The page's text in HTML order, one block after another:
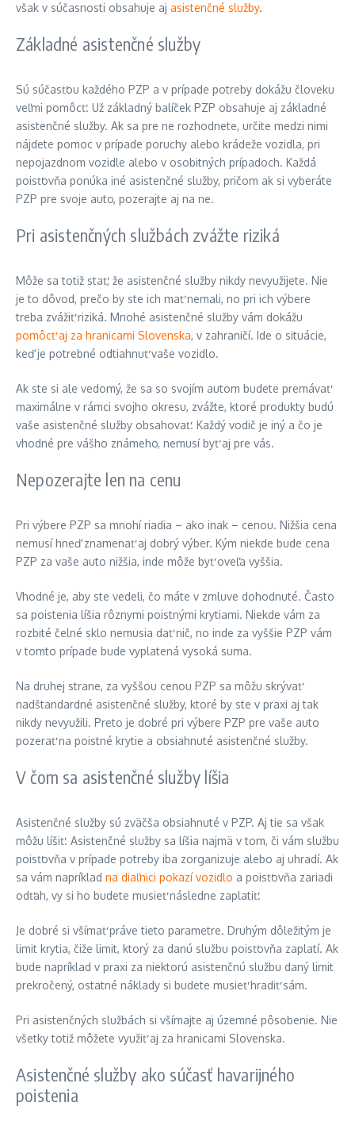
však v súčasnosti obsahuje aj asistenčné služby.
Základné asistenčné služby
Sú súčasťou každého PZP a v prípade potreby dokážu človeku
veľmi pomôcť. Už základný balíček PZP obsahuje aj základné
asistenčné služby. Ak sa pre ne rozhodnete, určite medzi nimi
nájdete pomoc v prípade poruchy alebo krádeže vozidla, pri
nepojazdnom vozidle alebo v osobitných prípadoch. Každá
poisťovňa ponúka iné asistenčné služby, pričom ak si vyberáte
PZP pre svoje auto, pozerajte aj na ne.
Pri asistenčných službách zvážte riziká
Môže sa totiž stať, že asistenčné služby nikdy nevyužijete. Nie
je to dôvod, prečo by ste ich mať nemali, no pri ich výbere
treba zvážiť riziká. Mnohé asistenčné služby vám dokážu
pomôcť aj za hranicami Slovenska, v zahraničí. Ide o situácie,
keď je potrebné odtiahnuť vaše vozidlo.
Ak ste si ale vedomý, že sa so svojím autom budete premávať
maximálne v rámci svojho okresu, zvážte, ktoré produkty budú
vaše asistenčné služby obsahovať. Každý vodič je iný a čo je
vhodné pre vášho známeho, nemusí byť aj pre vás.
Nepozerajte len na cenu
Pri výbere PZP sa mnohí riadia – ako inak – cenou. Nižšia cena
nemusí hneď znamenať aj dobrý výber. Kým niekde bude cena
PZP za vaše auto nižšia, inde môže byť oveľa vyššia.
Vhodné je, aby ste vedeli, čo máte v zmluve dohodnuté. Často
sa poistenia líšia rôznymi poistnými krytiami. Niekde vám za
rozbité čelné sklo nemusia dať nič, no inde za vyššie PZP vám
v tomto prípade bude vyplatená vysoká suma.
Na druhej strane, za vyššou cenou PZP sa môžu skrývať
nadštandardné asistenčné služby, ktoré by ste v praxi aj tak
nikdy nevyužili. Preto je dobré pri výbere PZP pre vaše auto
pozerať na poistné krytie a obsiahnuté asistenčné služby.
V čom sa asistenčné služby líšia
Asistenčné služby sú zväčša obsiahnuté v PZP. Aj tie sa však
môžu líšiť. Asistenčné služby sa líšia najmä v tom, či vám službu
poisťovňa v prípade potreby iba zorganizuje alebo aj uhradí. Ak
sa vám napríklad na diaľnici pokazí vozidlo a poisťovňa zariadi
odťah, vy si ho budete musieť následne zaplatiť.
Je dobré si všímať práve tieto parametre. Druhým dôležitým je
limit krytia, čiže limit, ktorý za danú službu poisťovňa zaplatí. Ak
bude napríklad v praxi za niektorú asistenčnú službu daný limit
prekročený, ostatné náklady si budete musieť hradiť sám.
Pri asistenčných službách si všímajte aj územné pôsobenie. Nie
všetky totiž môžete využiť aj za hranicami Slovenska.
Asistenčné služby ako súčasť havarijného
poistenia